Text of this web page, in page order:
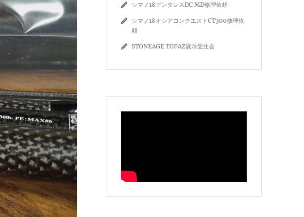
シマノ18アンタレスDC MD修理依頼
シマノ18オシアコンクエストCT300修理依
頼
STONEAGE TOPAZ展示受注会